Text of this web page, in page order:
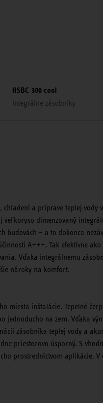
HSBC 300 cool
Integrálne zásobníky
a príprave teplej vody
veľkoryso dimenzovaný
budovách – a to dokonca
A+++. Tak efektívne
Vďaka integrálnemu
nároky na komfort.
miesta inštalácie. Tepelné
jednoducho na zem. Vďaka
zásobníka teplej vody a
priestorovo úsporný. S
prostredníctvom aplikácie. V